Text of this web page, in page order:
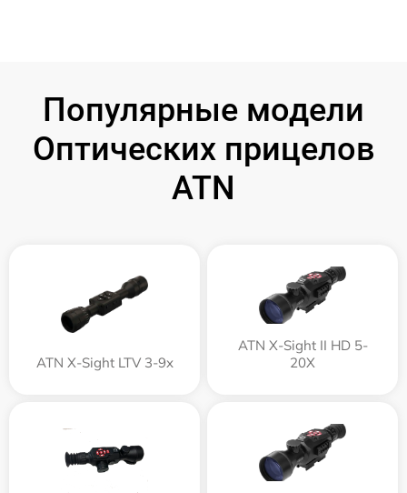
Популярные модели
Оптических прицелов
ATN
ATN X-Sight LTV 3-9x
ATN X-Sight II HD 5-
20X